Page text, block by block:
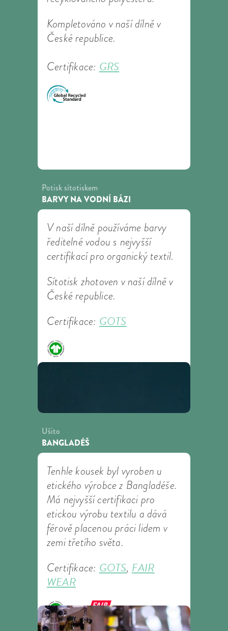
Kompletováno v naší dílně v
České republice.
Certifikace: GRS
Potisk sítotiskem
BARVY NA VODNÍ BÁZI
V naší dílně používáme barvy
ředitelné vodou s nejvyšší
certifikací pro organický textil.
Sítotisk zhotoven v naší dílně v
České republice.
Certifikace: GOTS
Ušito
BANGLADÉŠ
Tenhle kousek byl vyroben u
etického výrobce z Bangladéše.
Má nejvyšší certifikaci pro
etickou výrobu textilu a dává
férově placenou práci lidem v
zemi třetího světa.
Certifikace: GOTS, FAIR
WEAR